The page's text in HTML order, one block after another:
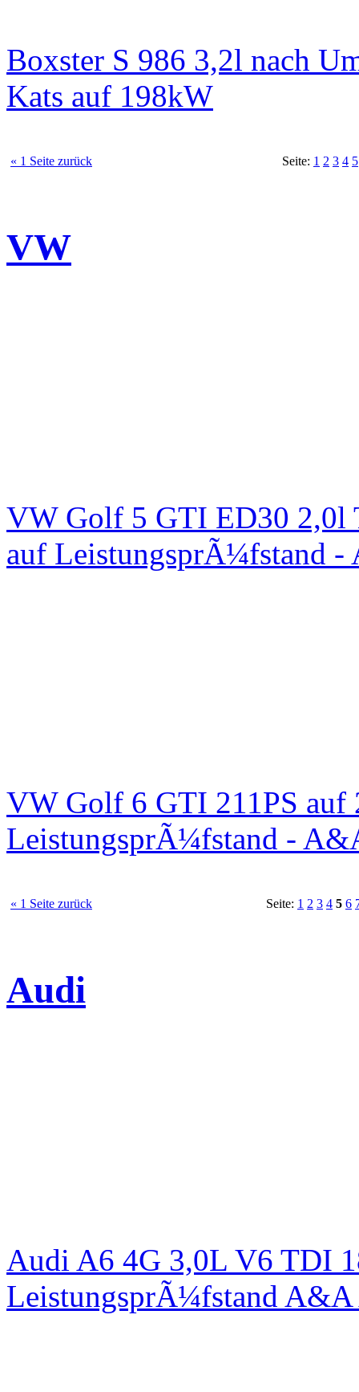
Boxster S 986 3,2l nach
Kats auf 198kW
« 1 Seite zurück Seite: 1 2 3 4 5
VW
VW Golf 5 GTI ED30 2,0l
auf LeistungsprÃ¼fstand
VW Golf 6 GTI 211PS auf
LeistungsprÃ¼fstand -
« 1 Seite zurück Seite: 1 2 3 4 5 6
Audi
Audi A6 4G 3,0L V6 TDI
LeistungsprÃ¼fstand